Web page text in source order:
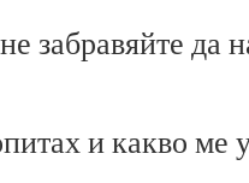
забравяйте да
и какво ме